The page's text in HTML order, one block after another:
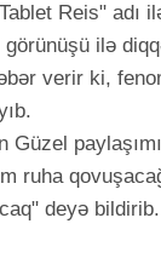
Reis" adı
ilə
verir ki,
ruha
deyə bildirib.